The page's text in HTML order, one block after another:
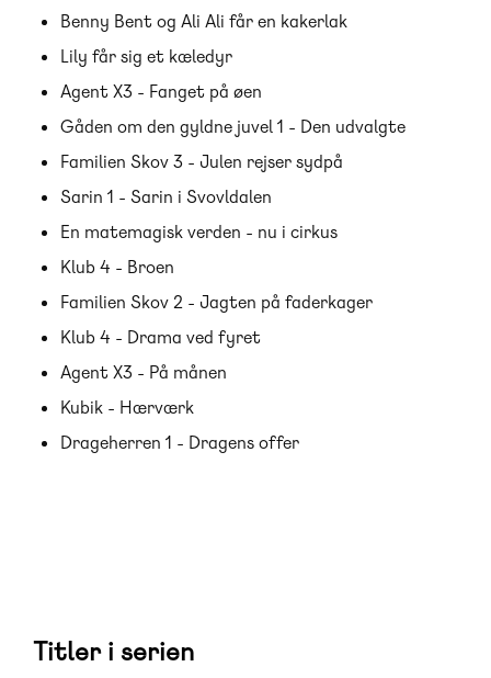
Benny Bent og Ali Ali får en kakerlak
Lily får sig et kæledyr
Agent X3 - Fanget på øen
Gåden om den gyldne juvel 1 - Den udvalgte
Familien Skov 3 - Julen rejser sydpå
Sarin 1 - Sarin i Svovldalen
En matemagisk verden - nu i cirkus
Klub 4 - Broen
Familien Skov 2 - Jagten på faderkager
Klub 4 - Drama ved fyret
Agent X3 - På månen
Kubik - Hærværk
Drageherren 1 - Dragens offer
Titler i serien